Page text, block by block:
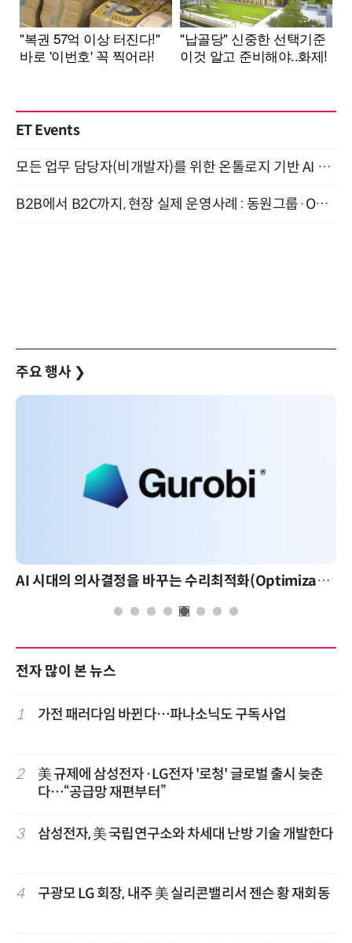
ET Events
모든 업무 담당자(비개발자)를 위한 온톨로지 기반 AI 지식체계 설계 1-day 워크숍 8월 20일 개최
B2B에서 B2C까지, 현장 실제 운영사례 : 동원그룹·OCI·다이닝브랜즈그룹·당근 (8/27)
주요 행사 ❯
AI 시대의 의사결정을 바꾸는 수리최적화(Optimization): 실제 산업 적용 사례와 활용 전략
전자 많이 본 뉴스
1 가전 패러다임 바뀐다…파나소닉도 구독사업
2
美 규제에 삼성전자·LG전자 '로청' 글로벌 출시 늦춘
다…“공급망 재편부터”
3 삼성전자, 美 국립연구소와 차세대 난방 기술 개발한다
4 구광모 LG 회장, 내주 美 실리콘밸리서 젠슨 황 재회동